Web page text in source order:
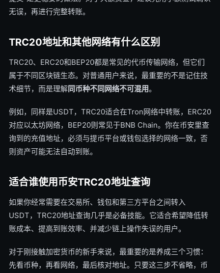
无误，再进行完整转账。
TRC20地址和其他网络有什么区别
TRC20、ERC20和BEP20都是常见的代币传输网络，但它们
属于不同区块链生态。对普通用户来说，最重要的不是记住技
术细节，而是理解同币种不同网络不可混用。
例如，同样是USDT，TRC20适合在Tron网络中转账，ERC20
对应以太坊网络，BEP20则常见于BNB Chain。你在币安里查
询到的充值地址，必须与提币平台或钱包选择的网络一致，否
则资产可能无法自动到账。
适合谁使用币安TRC20地址查询
如果你经常需要在交易所、钱包和第三方平台之间转入
USDT，TRC20地址查询几乎是必备技能。它适合希望降低转
账成本、提高到账效率、并减少链上操作失误的用户。
对于刚接触加密货币的新手来说，最重要的是养成三个习惯：
先看币种，再看网络，最后核对地址。只要这三步不省略，币